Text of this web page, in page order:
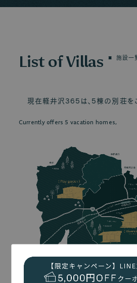
List of Villas 施設一
現在軽井沢365は、5棟の別荘を
Currently offers 5 vacation homes,